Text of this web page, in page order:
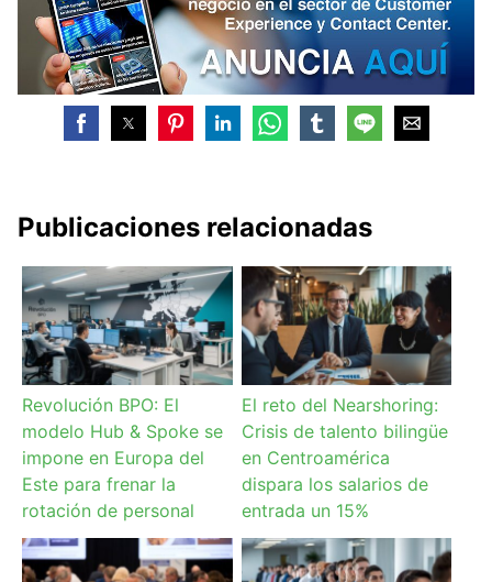
Publicaciones relacionadas
Revolución BPO: El
modelo Hub & Spoke se
impone en Europa del
Este para frenar la
rotación de personal
El reto del Nearshoring:
Crisis de talento bilingüe
en Centroamérica
dispara los salarios de
entrada un 15%